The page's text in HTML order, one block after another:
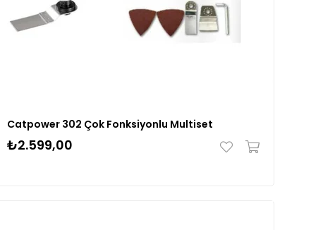
Catpower 302 Çok Fonksiyonlu Multiset
₺2.599,00